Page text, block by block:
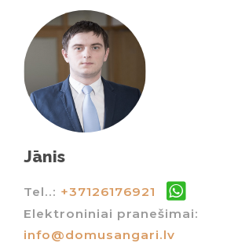
Jānis
Tel..: +37126176921
Elektroniniai pranešimai:
info@domusangari.lv